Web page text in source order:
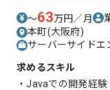
〜63万円／月
本町(大阪府)
サーバーサイド
求めるスキル
・Javaでの開発経験